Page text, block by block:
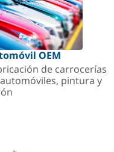
OEM
de carrocerías
pintura y